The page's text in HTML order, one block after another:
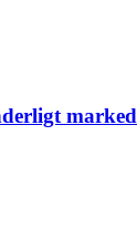
marked